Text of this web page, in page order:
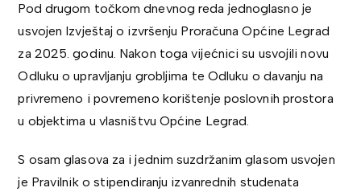
Pod drugom točkom dnevnog reda jednoglasno je
usvojen Izvještaj o izvršenju Proračuna Općine Legrad
za 2025. godinu. Nakon toga vijećnici su usvojili novu
Odluku o upravljanju grobljima te Odluku o davanju na
privremeno i povremeno korištenje poslovnih prostora
u objektima u vlasništvu Općine Legrad.
S osam glasova za i jednim suzdržanim glasom usvojen
je Pravilnik o stipendiranju izvanrednih studenata